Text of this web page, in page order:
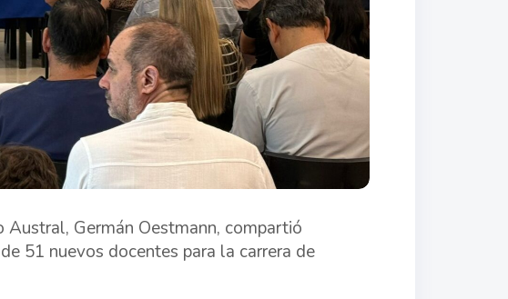
Germán Oestmann, compartió
51 nuevos docentes para la carrera de